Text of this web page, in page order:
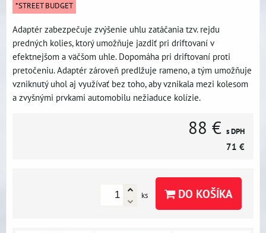
*STREET BUDGET
Adaptér zabezpečuje zvýšenie uhlu zatáčania tzv. rejdu
predných kolies, ktorý umožňuje jazdiť pri driftovaní v
efektnejšom a väčšom uhle. Dopomáha pri driftovaní proti
pretočeniu. Adaptér zároveň predlžuje rameno, a tým umožňuje
vzniknutý uhol aj využívať bez toho, aby vznikala mezi kolesom
a zvyšnými prvkami automobilu nežiaduce kolízie.
88 € s DPH
71 €
ks DO KOŠÍKA